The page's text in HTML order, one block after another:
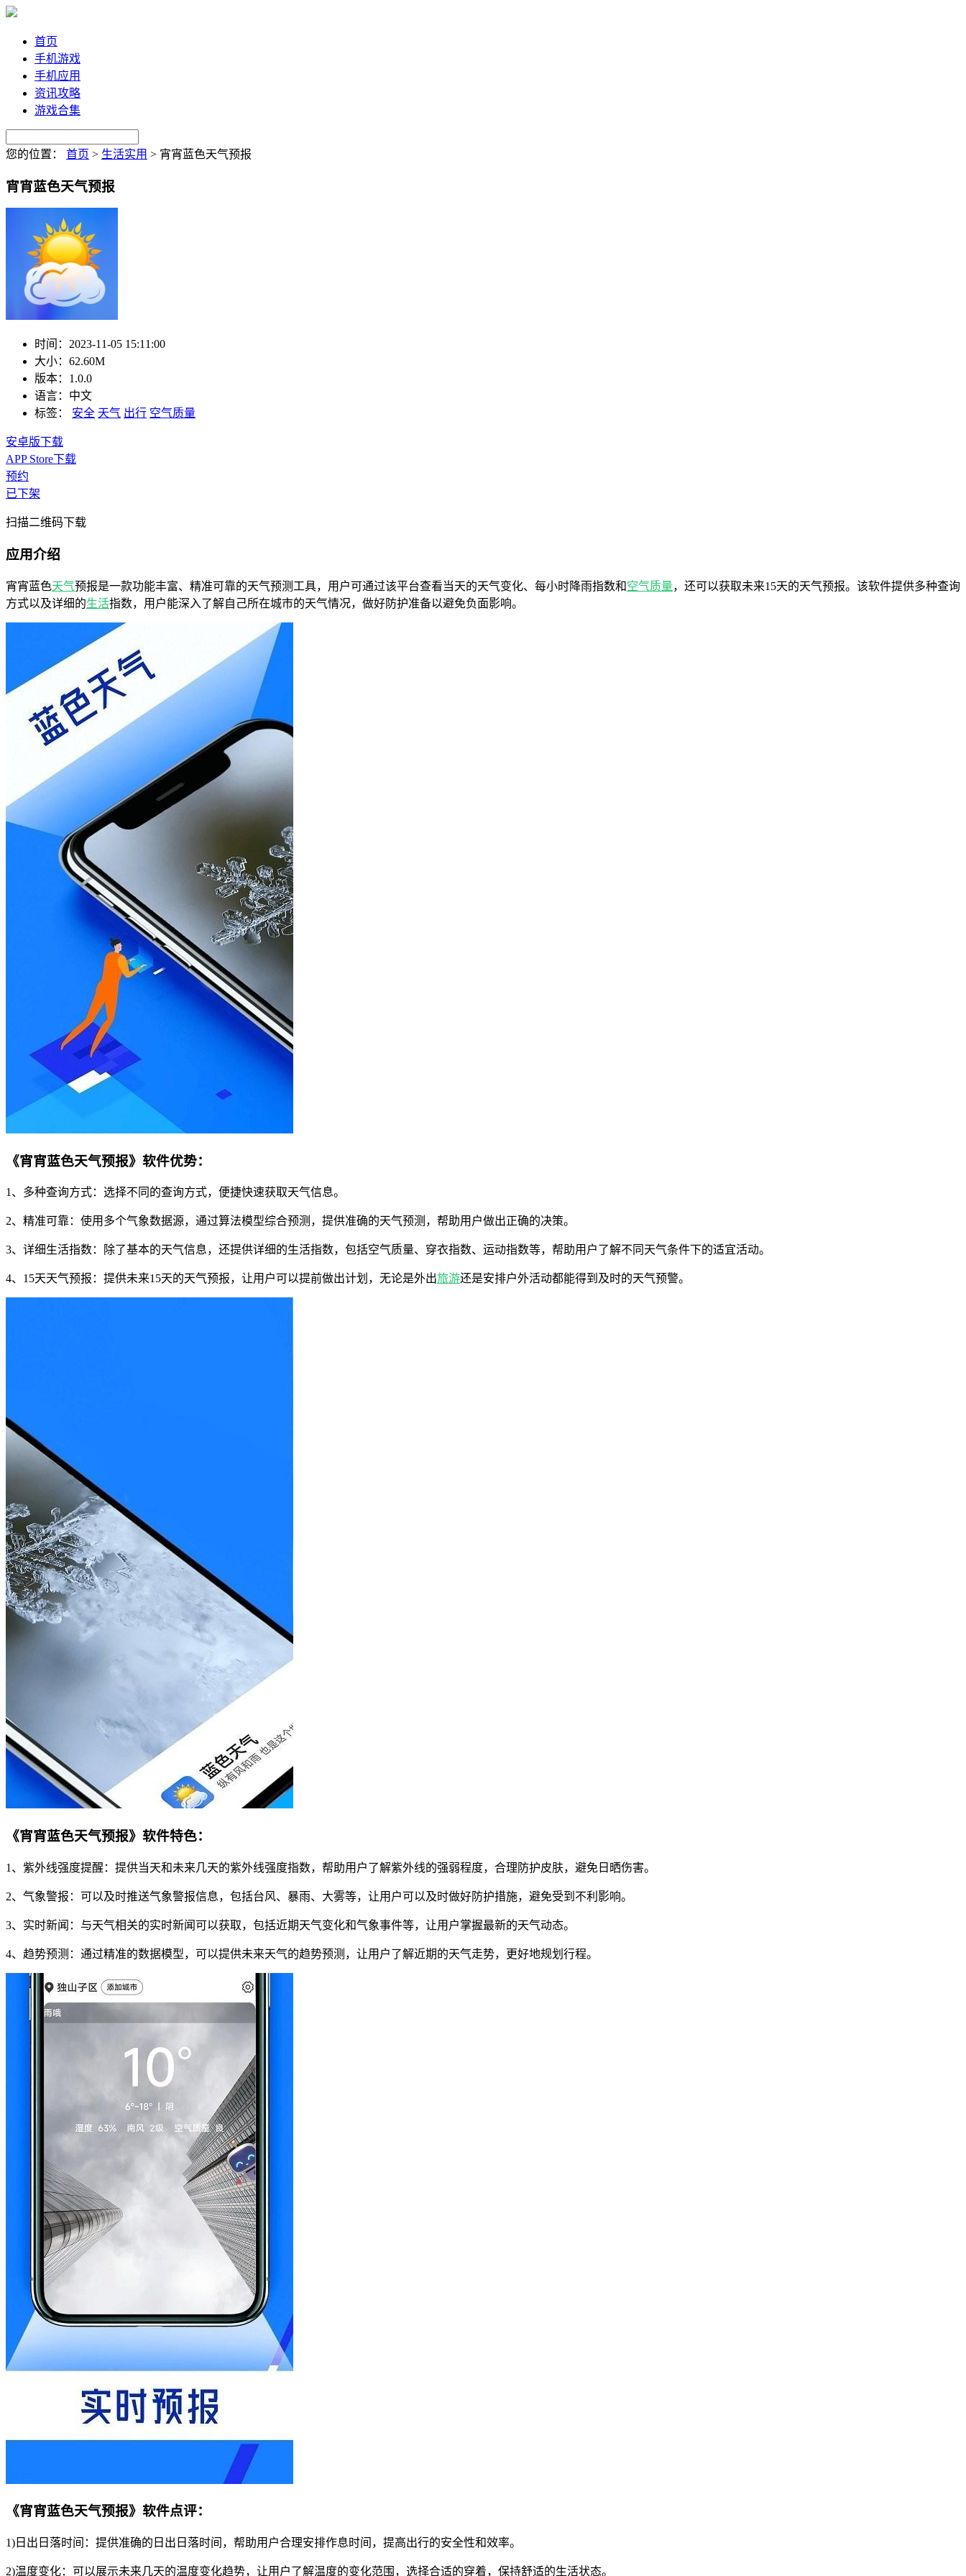
首页
手机游戏
手机应用
资讯攻略
游戏合集
您的位置： 首页 > 生活实用 > 宵宵蓝色天气预报
宵宵蓝色天气预报
时间： 2023-11-05 15:11:00
大小： 62.60M
版本： 1.0.0
语言： 中文
标签：
安全 天气 出行 空气质量
安卓版下载
APP Store下载
预约
已下架
扫描二维码下载
应用介绍
宵宵蓝色天气预报是一款功能丰富、精准可靠的天气预测工具，用户可通过该平台查看当天的天气变化、每小时降雨指数和空气质量，还可以获取未来15天的天气预报。该软件提供多种查询
方式以及详细的生活指数，用户能深入了解自己所在城市的天气情况，做好防护准备以避免负面影响。
《宵宵蓝色天气预报》软件优势：
1、多种查询方式：选择不同的查询方式，便捷快速获取天气信息。
2、精准可靠：使用多个气象数据源，通过算法模型综合预测，提供准确的天气预测，帮助用户做出正确的决策。
3、详细生活指数：除了基本的天气信息，还提供详细的生活指数，包括空气质量、穿衣指数、运动指数等，帮助用户了解不同天气条件下的适宜活动。
4、15天天气预报：提供未来15天的天气预报，让用户可以提前做出计划，无论是外出旅游还是安排户外活动都能得到及时的天气预警。
《宵宵蓝色天气预报》软件特色：
1、紫外线强度提醒：提供当天和未来几天的紫外线强度指数，帮助用户了解紫外线的强弱程度，合理防护皮肤，避免日晒伤害。
2、气象警报：可以及时推送气象警报信息，包括台风、暴雨、大雾等，让用户可以及时做好防护措施，避免受到不利影响。
3、实时新闻：与天气相关的实时新闻可以获取，包括近期天气变化和气象事件等，让用户掌握最新的天气动态。
4、趋势预测：通过精准的数据模型，可以提供未来天气的趋势预测，让用户了解近期的天气走势，更好地规划行程。
《宵宵蓝色天气预报》软件点评：
1)日出日落时间：提供准确的日出日落时间，帮助用户合理安排作息时间，提高出行的安全性和效率。
2)温度变化：可以展示未来几天的温度变化趋势，让用户了解温度的变化范围，选择合适的穿着，保持舒适的生活状态。